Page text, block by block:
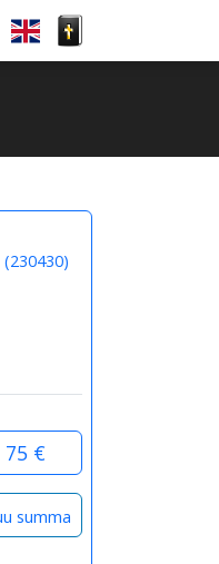
(230430)
75 €